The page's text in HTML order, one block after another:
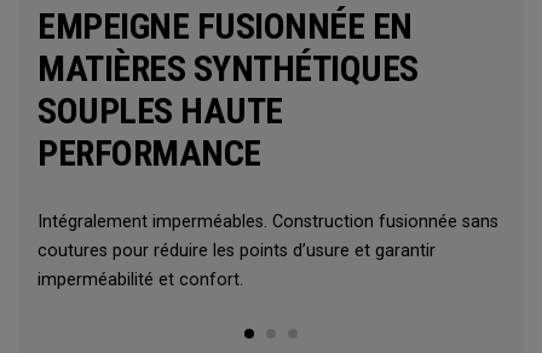
EMPEIGNE FUSIONNÉE EN
MATIÈRES SYNTHÉTIQUES
SOUPLES HAUTE
PERFORMANCE
Intégralement imperméables. Construction fusionnée sans
coutures pour réduire les points d’usure et garantir
imperméabilité et confort.